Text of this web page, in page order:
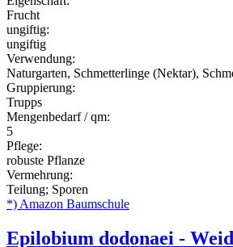
Frucht
ungiftig:
ungiftig
Verwendung:
Naturgarten, Schmetterlinge (Nektar),
Gruppierung:
Trupps
Mengenbedarf / qm:
5
Pflege:
robuste Pflanze
Vermehrung:
Teilung; Sporen
*) Amazon Baumschule
Epilobium dodonaei -